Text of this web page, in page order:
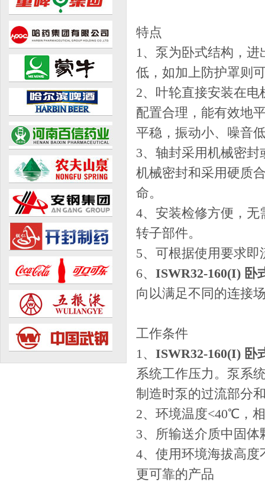
特点
1、泵为卧式结构，
低，如加上防护罩则
2、叶轮直接安装在
配置合理，能有效地
平稳，振动小、噪音
3、轴封采用机械密
机械密封和采用硬质
命。
4、安装检修方便，
转子部件。
5、可根据使用要求
6、 ISWR32-160(I) 卧
向以满足不同的连接
工作条件
1、 ISWR32-160(I) 卧
系统工作压力。泵系
制造时泵的过流部分
2、环境温度<40℃，
3、所输送介质中固体
4、使用环境海拔高度
更可靠的产品